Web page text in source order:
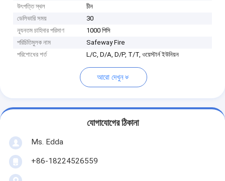
উৎপত্তি স্থল
চীন
ডেলিভারি সময়
30
ন্যূনতম চাহিদার পরিমাণ
1000 পিসি
পরিচিতিমুলক নাম
Safeway Fire
পরিশোধের শর্ত
L/C, D/A, D/P, T/T, ওয়েস্টার্ন ইউনিয়ন
আরো দেখুন
যোগাযোগের ঠিকানা
Ms. Edda
+86-18224526559